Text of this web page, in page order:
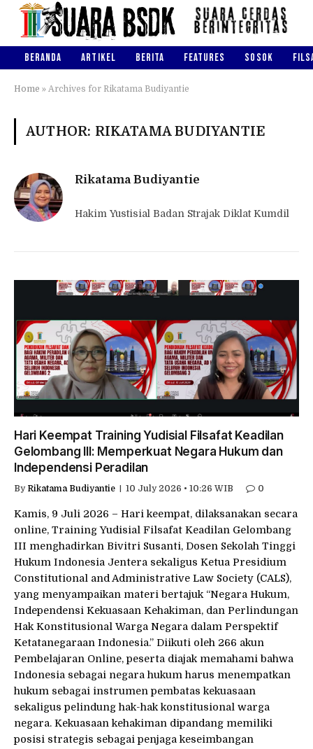
BERANDA ARTIKEL BERITA FEATURES SOSOK
Home » Archives for Rikatama Budiyantie
AUTHOR: RIKATAMA BUDIYANTIE
Rikatama Budiyantie
Hakim Yustisial Badan Strajak Diklat Kumdil
Hari Keempat Training Yudisial Filsafat Keadilan
Gelombang III: Memperkuat Negara Hukum dan
Independensi Peradilan
By Rikatama Budiyantie 10 July 2026 • 10:26 WIB 0
Kamis, 9 Juli 2026 – Hari keempat, dilaksanakan secara
online, Training Yudisial Filsafat Keadilan Gelombang
III menghadirkan Bivitri Susanti, Dosen Sekolah Tinggi
Hukum Indonesia Jentera sekaligus Ketua Presidium
Constitutional and Administrative Law Society (CALS),
yang menyampaikan materi bertajuk “Negara Hukum,
Independensi Kekuasaan Kehakiman, dan Perlindungan
Hak Konstitusional Warga Negara dalam Perspektif
Ketatanegaraan Indonesia.” Diikuti oleh 266 akun
Pembelajaran Online, peserta diajak memahami bahwa
Indonesia sebagai negara hukum harus menempatkan
hukum sebagai instrumen pembatas kekuasaan
sekaligus pelindung hak-hak konstitusional warga
negara. Kekuasaan kehakiman dipandang memiliki
posisi strategis sebagai penjaga keseimbangan